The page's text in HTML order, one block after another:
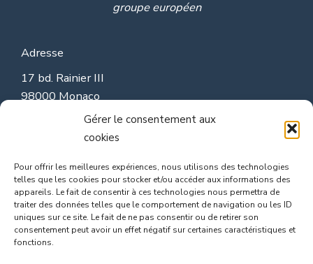
Gérer le consentement aux
cookies
Pour offrir les meilleures expériences, nous utilisons des technologies
telles que les cookies pour stocker et/ou accéder aux informations des
appareils. Le fait de consentir à ces technologies nous permettra de
traiter des données telles que le comportement de navigation ou les ID
uniques sur ce site. Le fait de ne pas consentir ou de retirer son
consentement peut avoir un effet négatif sur certaines caractéristiques et
fonctions.
groupe européen
Adresse
17 bd. Rainier III
98000 Monaco
contact@ynpact.com
site de Eudata
site de Metadonors
CONTACTEZ-NOUS